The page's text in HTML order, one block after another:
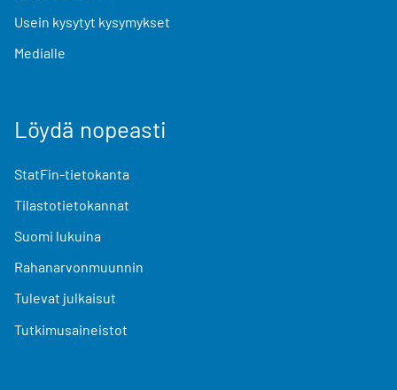
Usein kysytyt kysymykset
Medialle
Löydä nopeasti
StatFin-tietokanta
Tilastotietokannat
Suomi lukuina
Rahanarvonmuunnin
Tulevat julkaisut
Tutkimusaineistot